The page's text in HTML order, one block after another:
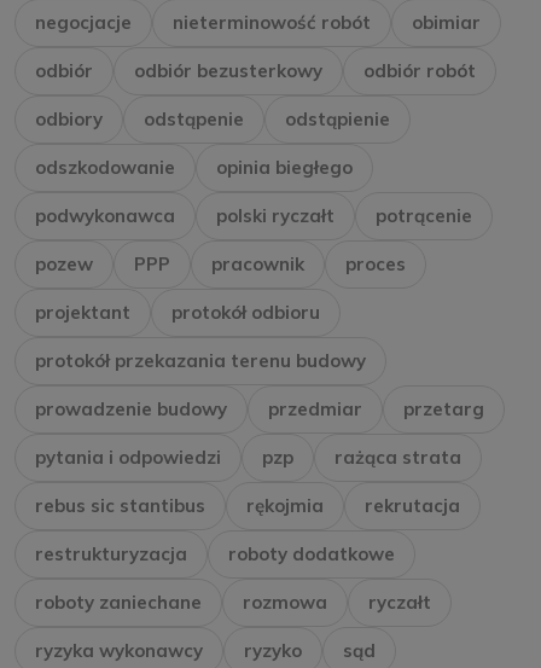
negocjacje nieterminowość robót obimiar
odbiór odbiór bezusterkowy odbiór robót
odbiory odstąpenie odstąpienie
odszkodowanie opinia biegłego
podwykonawca polski ryczałt potrącenie
pozew PPP pracownik proces
projektant protokół odbioru
protokół przekazania terenu budowy
prowadzenie budowy przedmiar przetarg
pytania i odpowiedzi pzp rażąca strata
rebus sic stantibus rękojmia rekrutacja
restrukturyzacja roboty dodatkowe
roboty zaniechane rozmowa ryczałt
ryzyka wykonawcy ryzyko sąd